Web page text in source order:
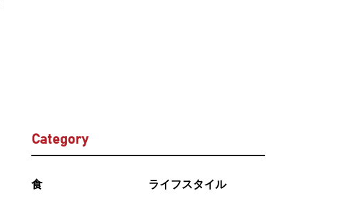
Category
食 ライフスタイル